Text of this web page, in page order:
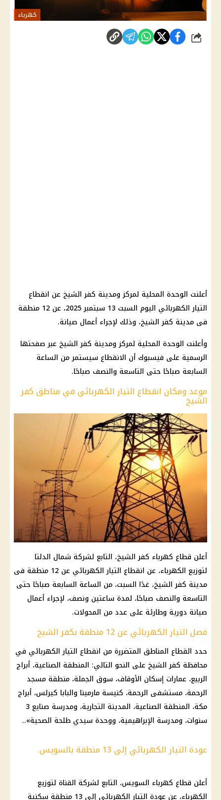
كهرباء
شارك
أعلنت الوحدة المحلية لمركز ومدينة كفر الشيخ عن انقطاع
التيار الكهربائي اليوم السبت 13 سبتمبر 2025، عن 12 منطقة
فى مدينة كفر الشيخ، وذلك لإجراء أعمال صيانة.
وأعلنت الوحدة المحلية لمركز ومدينة كفر الشيخ عبر صفحتها
الرسمية على فيسبوك أن الانقطاع سيستمر من الساعة
السابعة صباحًا حتى التاسعة والنصف صباحًا.
موعد ومكان انقطاع التيار الكهربائي في مناطق كفر
الشيخ
أعلن قطاع كهرباء كفر الشيخ، التابع لشركة شمال الدلتا
لتوزيع الكهرباء، عن انقطاع التيار الكهربائي عن 12 منطقة فى
مدينة كفر الشيخ، غدًا السبت، من الساعة السابعة صباحًا حتى
التاسعة والنصف صباحًا، لمدة ساعتين ونصف، لإجراء أعمال
صيانة دورية وطارئة على عدد من المحولات.
فصل التيار الكهربائي عن 12 منطقة بكفر الشيخ
حدد القطاع المناطق المتضررة من انقطاع التيار الكهربائي في
محافظة كفر الشيخ على النحو التالي: المنطقة الصناعية، أبراج
الربيع، عمارات إسكان الأوقاف، سوق الجملة، منطقة مسجد
الرحمة، مستشفى الرحمة، كنيسة مارمينا والبابا كيرلس، أبراج
مكة، المنطقة الصناعية، المدينة التجارية، ومدرسة صنايع 3
سنوات، ومدرسة الإبراهيمية، ووحدة سيدي طلحة الصحية»..
عودة التيار الكهربائي إلى 13 منطقة بالسويس.
أعلن قطاع كهرباء السويس، التابع لشركة القناة لتوزيع
الكهرباء، عن عودة التيار الكهربائي إلى 13 منطقة سكنية